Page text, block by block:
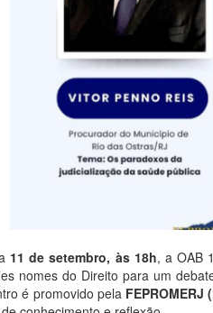
11 de setembro, às 18h, a OAB
nomes do Direito para um
é promovido pela